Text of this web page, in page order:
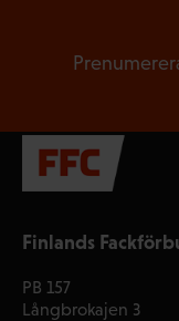
Finlands
PB 157
Långbrokajen 3